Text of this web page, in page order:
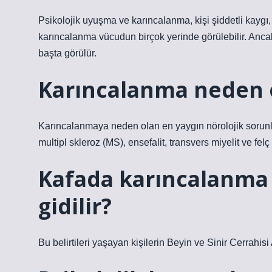
Psikolojik uyuşma ve karıncalanma, kişi şiddetli
karıncalanma vücudun birçok yerinde görülebilir.
başta görülür.
Karıncalanma neden
Karıncalanmaya neden olan en yaygın nörolojik
multipl skleroz (MS), ensefalit, transvers miyelit ve felç
Kafada
gidilir?
Bu belirtileri yaşayan kişilerin Beyin ve Sinir Cerrahisi